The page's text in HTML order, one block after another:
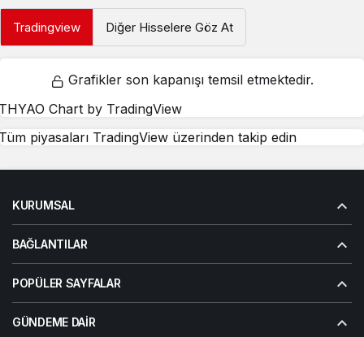
Tradingview Diğer Hisselere Göz At
Grafikler son kapanışı temsil etmektedir.
Chart by TradingView
piyasaları TradingView üzerinden takip edin
KURUMSAL
BAĞLANTILAR
POPÜLER SAYFALAR
GÜNDEME DAIR